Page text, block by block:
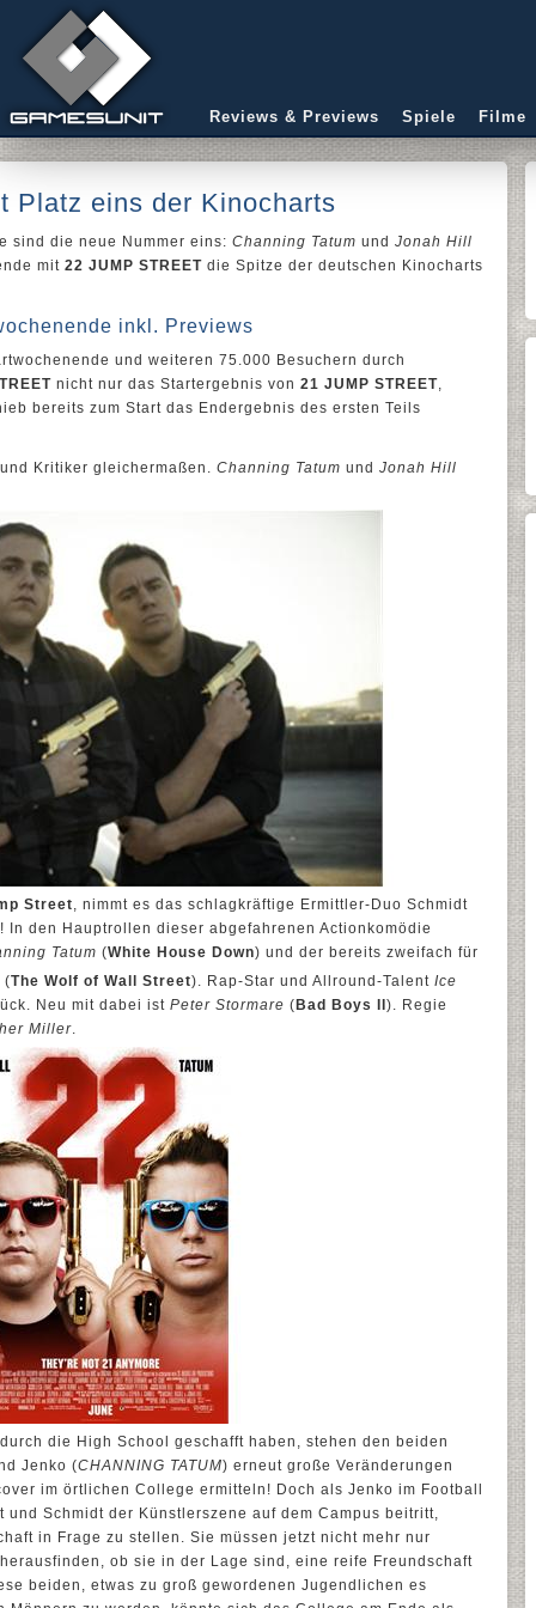
Reviews & Previews Spiele Filme
Platz eins der Kinocharts
sind die neue Nummer eins: Channing Tatum und Jonah Hill
mit 22 JUMP STREET die Spitze der deutschen Kinocharts
inkl. Previews
und weiteren 75.000 Besuchern durch
nicht nur das Startergebnis von 21 JUMP STREET,
bereits zum Start das Endergebnis des ersten Teils
Kritiker gleichermaßen. Channing Tatum und Jonah Hill
Street, nimmt es das schlagkräftige Ermittler-Duo Schmidt
In den Hauptrollen dieser abgefahrenen Actionkomödie
Tatum (White House Down) und der bereits zweifach für
(The Wolf of Wall Street). Rap-Star und Allround-Talent Ice
Neu mit dabei ist Peter Stormare ( Bad Boys II ). Regie
Miller.
die High School geschafft haben, stehen den beiden
Jenko (CHANNING TATUM) erneut große Veränderungen
im örtlichen College ermitteln! Doch als Jenko im Football
Schmidt der Künstlerszene auf dem Campus beitritt,
in Frage zu stellen. Sie müssen jetzt nicht mehr nur
ob sie in der Lage sind, eine reife Freundschaft
beiden, etwas zu groß gewordenen Jugendlichen es